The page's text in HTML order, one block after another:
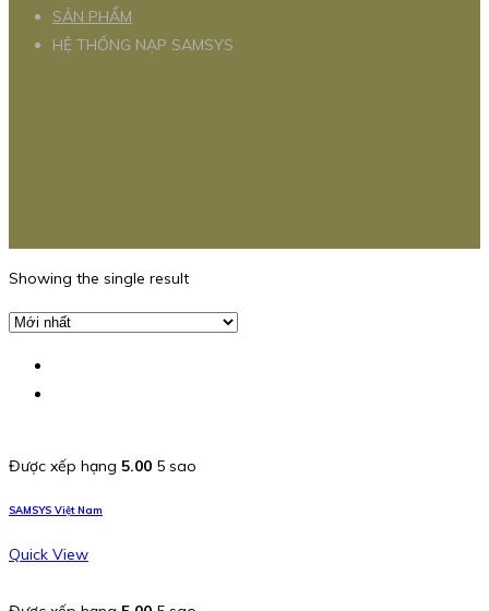
SẢN PHẨM
HỆ THỐNG NẠP SAMSYS
Showing the single result
Được xếp hạng 5.00 5 sao
SAMSYS Việt Nam
Quick View